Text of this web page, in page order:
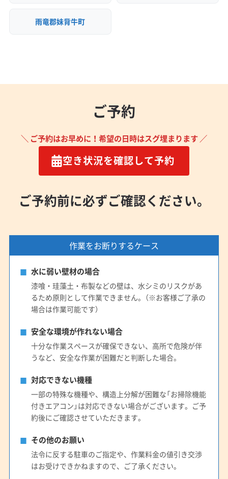
雨竜郡妹背牛町
ご予約
＼ ご予約はお早めに！希望の日時はスグ埋まります ／
空き状況を確認して予約
ご予約前に必ずご確認ください。
作業をお断りするケース
水に弱い壁材の場合
漆喰・珪藻土・布製などの壁は、水シミのリスクがあ
るため原則として作業できません。（※お客様ご了承の
場合は作業可能です）
安全な環境が作れない場合
十分な作業スペースが確保できない、高所で危険が伴
うなど、安全な作業が困難だと判断した場合。
対応できない機種
一部の特殊な機種や、構造上分解が困難な「お掃除機能
付きエアコン」は対応できない場合がございます。ご予
約後にご確認させていただきます。
その他のお願い
法令に反する駐車のご指定や、作業料金の値引き交渉
はお受けできかねますので、ご了承ください。